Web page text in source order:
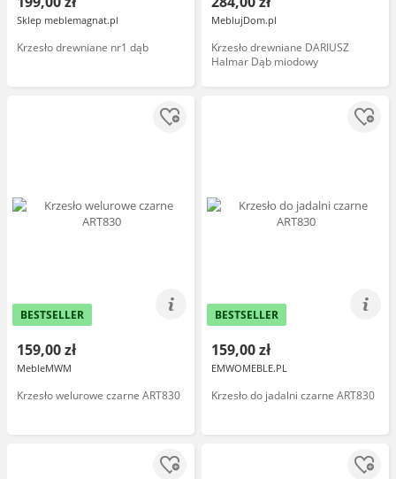
Sklep meblemagnat.pl
Krzesło drewniane nr1 dąb
MeblujDom.pl
Krzesło drewniane DARIUSZ
Halmar Dąb miodowy
BESTSELLER
159,00 zł
MebleMWM
Krzesło welurowe czarne ART830
BESTSELLER
159,00 zł
EMWOMEBLE.PL
Krzesło do jadalni czarne ART830